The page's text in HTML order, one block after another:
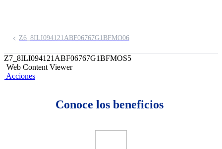
Z6_8ILI094121ABF06767G1BFMO06
Z7_8ILI094121ABF06767G1BFMOS5
Web Content Viewer
Acciones
Conoce los beneficios